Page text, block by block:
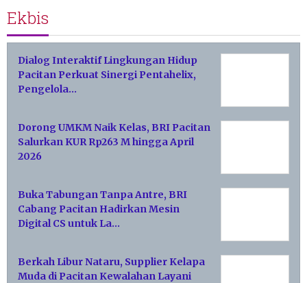
Ekbis
Dialog Interaktif Lingkungan Hidup
Pacitan Perkuat Sinergi Pentahelix,
Pengelola…
Dorong UMKM Naik Kelas, BRI Pacitan
Salurkan KUR Rp263 M hingga April
2026
Buka Tabungan Tanpa Antre, BRI
Cabang Pacitan Hadirkan Mesin
Digital CS untuk La…
Berkah Libur Nataru, Supplier Kelapa
Muda di Pacitan Kewalahan Layani